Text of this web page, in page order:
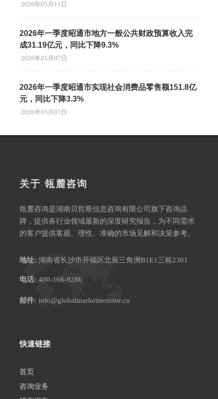
2026年05月11日
2026年一季度昭通市地方一般公共财政预算收入完
成31.19亿元，同比下降9.3%
2026年05月07日
2026年一季度昭通市实现社会消费品零售额151.8亿
元，同比下降3.3%
2026年05月07日
关于 瓴麓咨询
瓴麓咨询是湖南贝哲斯信息咨询有限公司旗下咨询品
牌，提供各行业领域最新的深度研究报告，为不同需求
的客户提供客观、理性、准确的市场见解和决策参考。
地址: 湖南省长沙市开福区北辰三角洲B1E1三栋2301
电话: 400-166-9286
邮件: info@globalmarketmonitor.cn
快速链接
首页
咨询业务